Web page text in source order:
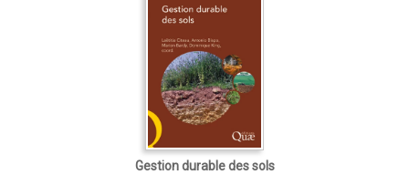
Gestion durable des sols